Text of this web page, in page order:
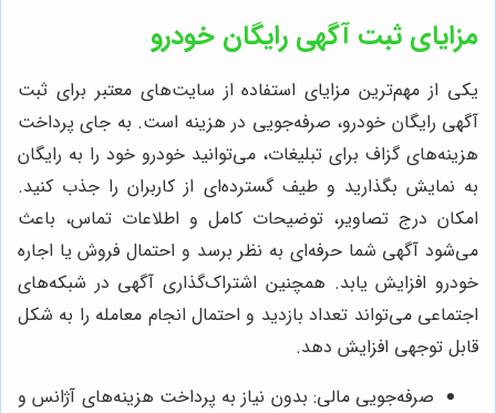
مزایای ثبت آگهی رایگان خودرو
یکی از مهم‌ترین مزایای استفاده از سایت‌های معتبر برای ثبت
آگهی رایگان خودرو، صرفه‌جویی در هزینه است. به جای پرداخت
هزینه‌های گزاف برای تبلیغات، می‌توانید خودرو خود را به رایگان
به نمایش بگذارید و طیف گسترده‌ای از کاربران را جذب کنید.
امکان درج تصاویر، توضیحات کامل و اطلاعات تماس، باعث
می‌شود آگهی شما حرفه‌ای به نظر برسد و احتمال فروش یا اجاره
خودرو افزایش یابد. همچنین اشتراک‌گذاری آگهی در شبکه‌های
اجتماعی می‌تواند تعداد بازدید و احتمال انجام معامله را به شکل
قابل توجهی افزایش دهد.
صرفه‌جویی مالی: بدون نیاز به پرداخت هزینه‌های آژانس و